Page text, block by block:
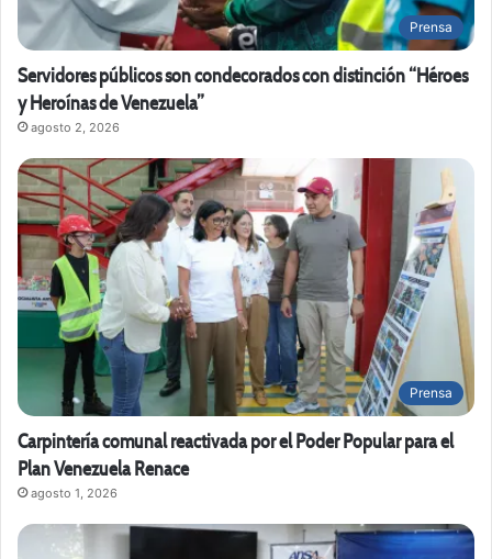
Prensa
Servidores públicos son condecorados con distinción “Héroes
y Heroínas de Venezuela”
agosto 2, 2026
Prensa
Carpintería comunal reactivada por el Poder Popular para el
Plan Venezuela Renace
agosto 1, 2026